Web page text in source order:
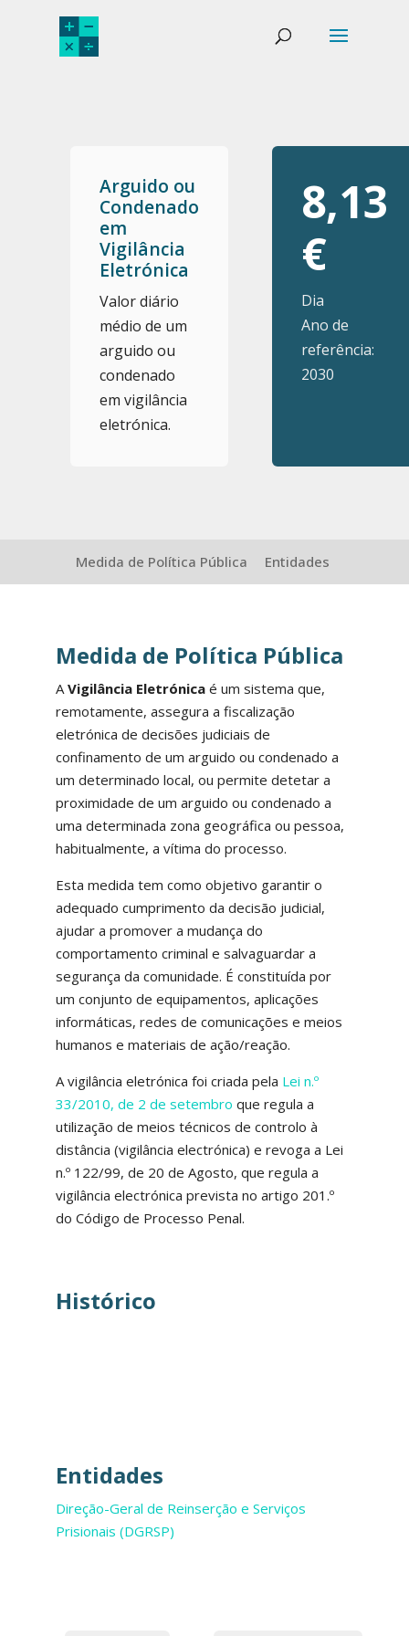
Arguido ou
Condenado
em
Vigilância
Eletrónica
Valor diário
médio de um
arguido ou
condenado
em vigilância
eletrónica.
8,13
€
Dia
Ano de
referência:
2030
Medida de Política Pública Entidades
Medida de Política Pública
AVigilância Eletrónicaé um sistema que,
remotamente, assegura a fiscalização
eletrónica de decisões judiciais de
confinamento de um arguido ou condenado a
um determinado local, ou permite detetar a
proximidade de um arguido ou condenado a
uma determinada zona geográfica ou pessoa,
habitualmente, a vítima do processo.
Esta medida tem como objetivo garantir o
adequado cumprimento da decisão judicial,
ajudar a promover a mudança do
comportamento criminal e salvaguardar a
segurança da comunidade. É constituída por
um conjunto de equipamentos, aplicações
informáticas, redes de comunicações e meios
humanos e materiais de ação/reação.
A vigilância eletrónica foi criada pela Lei n.º
33/2010, de 2 de setembro que regula a
utilização de meios técnicos de controlo à
distância (vigilância electrónica) e revoga a Lei
n.º 122/99, de 20 de Agosto, que regula a
vigilância electrónica prevista no artigo 201.º
do Código de Processo Penal.
Histórico
Entidades
Direção-Geral de Reinserção e Serviços
Prisionais (DGRSP)